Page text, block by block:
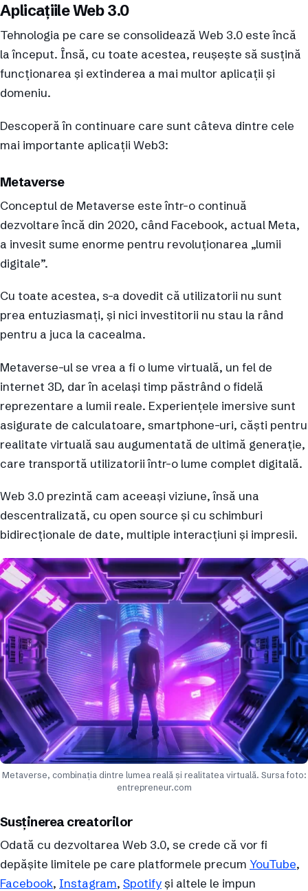
Aplicațiile Web 3.0
Tehnologia pe care se consolidează Web 3.0 este încă
la început. Însă, cu toate acestea, reușește să susțină
funcționarea și extinderea a mai multor aplicații și
domeniu.
Descoperă în continuare care sunt câteva dintre cele
mai importante aplicații Web3:
Metaverse
Conceptul de Metaverse este într-o continuă
dezvoltare încă din 2020, când Facebook, actual Meta,
a invesit sume enorme pentru revoluționarea „lumii
digitale”.
Cu toate acestea, s-a dovedit că utilizatorii nu sunt
prea entuziasmați, și nici investitorii nu stau la rând
pentru a juca la cacealma.
Metaverse-ul se vrea a fi o lume virtuală, un fel de
internet 3D, dar în același timp păstrând o fidelă
reprezentare a lumii reale. Experiențele imersive sunt
asigurate de calculatoare, smartphone-uri, căști pentru
realitate virtuală sau augumentată de ultimă generație,
care transportă utilizatorii într-o lume complet digitală.
Web 3.0 prezintă cam aceeași viziune, însă una
descentralizată, cu open source și cu schimburi
bidirecționale de date, multiple interacțiuni și impresii.
Metaverse, combinația dintre lumea reală și realitatea virtuală. Sursa foto:
entrepreneur.com
Susținerea creatorilor
Odată cu dezvoltarea Web 3.0, se crede că vor fi
depășite limitele pe care platformele precum YouTube,
Facebook, Instagram, Spotifyși altele le impun